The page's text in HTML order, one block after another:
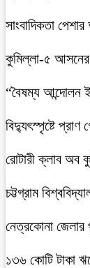
সাংবাদিকতা
কুমিল্লা-৫ আসনের
“বৈষম্য আন্দোলন
বিদ্যুৎস্পৃষ্টে
রোটারী ক্লাব অব
চট্টগ্রাম
নেত্রকোনা জেলার
১৩৬ কোটি টাকা